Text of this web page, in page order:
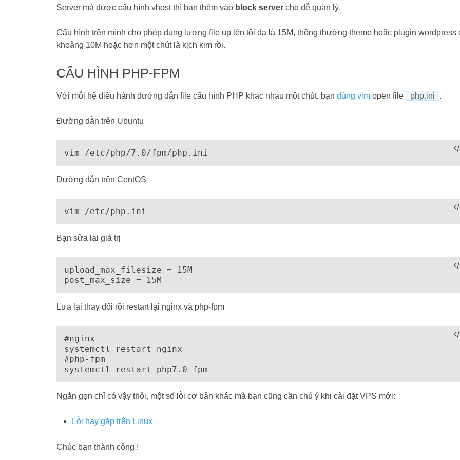
Server mà được cấu hình vhost thì bạn thêm vào block server cho dễ quản lý.
Cấu hình trên mình cho phép dung lượng file up lên tôi đa là 15M, thông thường theme hoặc plugin wordpress
khoảng 10M hoặc hơn một chút là kịch kim rồi.
CẤU HÌNH PHP-FPM
Với mỗi hệ điều hành đường dẫn file cấu hình PHP khác nhau một chút, bạn dùng vim open file php.ini .
Đường dẫn trên Ubuntu
vim /etc/php/7.0/fpm/php.ini
Đường dẫn trên CentOS
vim /etc/php.ini
Bạn sửa lại giá trị
upload_max_filesize = 15M
post_max_size = 15M
Lưa lại thay đổi rồi restart lại nginx và php-fpm
#nginx
systemctl restart nginx
#php-fpm
systemctl restart php7.0-fpm
Ngắn gọn chỉ có vậy thôi, một số lỗi cơ bản khác mà bạn cũng cần chú ý khi cài đặt VPS mới:
Lỗi hay gặp trên Linux
Chúc bạn thành công !